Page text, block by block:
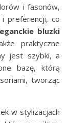
i fasonów,
preferencji, co
bluzki
praktyczne
jest szybki, a
bazę, którą
tworząc
w stylizacjach